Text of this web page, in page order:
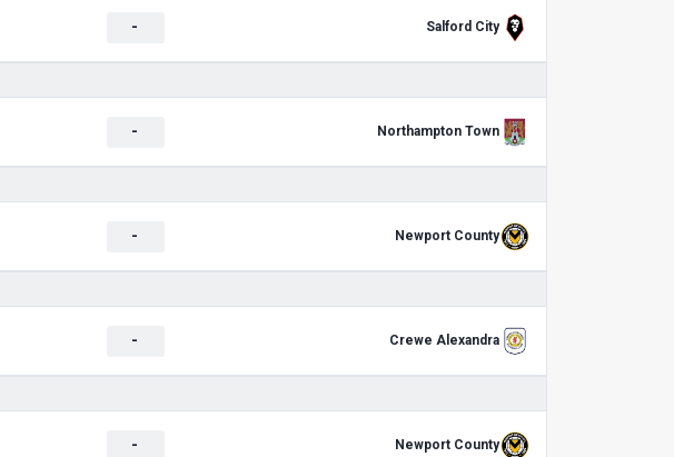
- Salford City
- Northampton Town
- Newport County
- Crewe Alexandra
- Newport County